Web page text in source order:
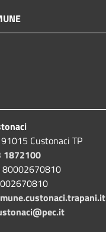
Custonaci TP
1872100
80002670810